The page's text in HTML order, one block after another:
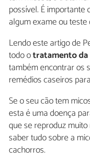
possível. É
algum exame ou
Lendo este artigo de
todo otratamento da
também encontrar os
remédios caseiros
Se o seu cão tem
esta é uma doença
que se reproduz
saber tudo sobre a
cachorros.